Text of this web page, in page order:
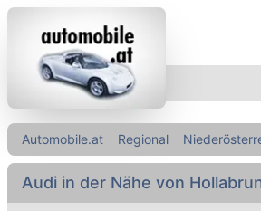
Automobile.at Regional
Audi in der Nähe von